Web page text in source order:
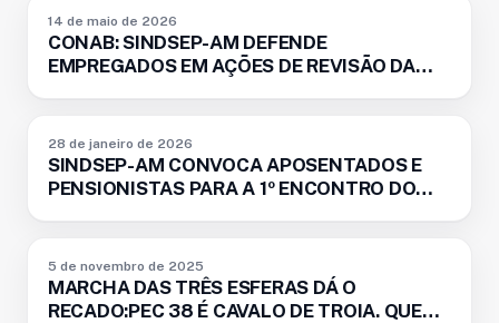
14 de maio de 2026
CONAB: SINDSEP-AM DEFENDE
EMPREGADOS EM AÇÕES DE REVISÃO DA
28 de janeiro de 2026
SINDSEP-AM CONVOCA APOSENTADOS E
PENSIONISTAS PARA A 1º ENCONTRO DO
5 de novembro de 2025
MARCHA DAS TRÊS ESFERAS DÁ O
RECADO:PEC 38 É CAVALO DE TROIA. QUEM